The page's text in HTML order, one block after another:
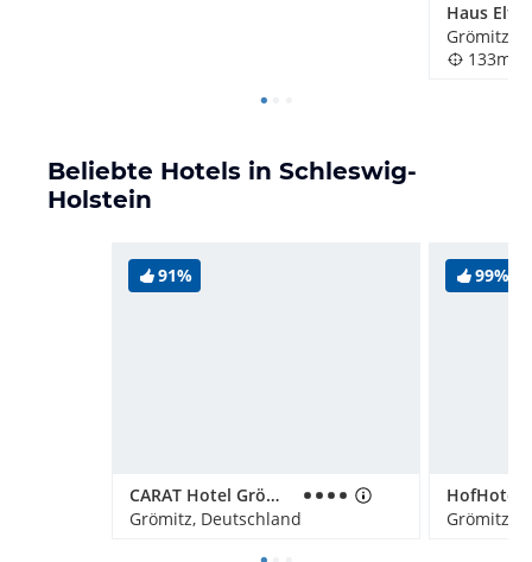
Haus Elfi
Grömitz,
133m
Beliebte Hotels in Schleswig-
Holstein
91%
CARAT Hotel Grömitz
Grömitz, Deutschland
99%
Grömitz,